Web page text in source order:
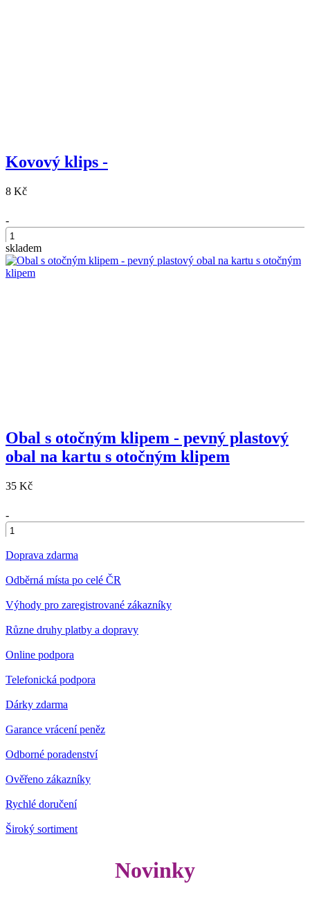
Kovový klips -
8 Kč
-
+
skladem
Obal s otočným klipem - pevný plastový
obal na kartu s otočným klipem
35 Kč
-
+
Doprava zdarma
Odběrná místa po celé ČR
Výhody pro zaregistrované zákazníky
Různe druhy platby a dopravy
Online podpora
Telefonická podpora
Dárky zdarma
Garance vrácení peněz
Odborné poradenství
Ověřeno zákazníky
Rychlé doručení
Široký sortiment
Novinky